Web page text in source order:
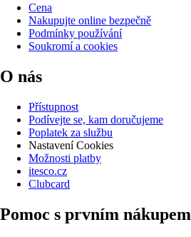
Cena
Nakupujte online bezpečně
Podmínky používání
Soukromí a cookies
O nás
Přístupnost
Podívejte se, kam doručujeme
Poplatek za službu
Nastavení Cookies
Možnosti platby
itesco.cz
Clubcard
Pomoc s prvním nákupem